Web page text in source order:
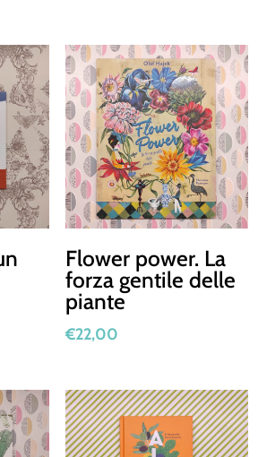
Flower power. La
forza gentile delle
piante
€22,00